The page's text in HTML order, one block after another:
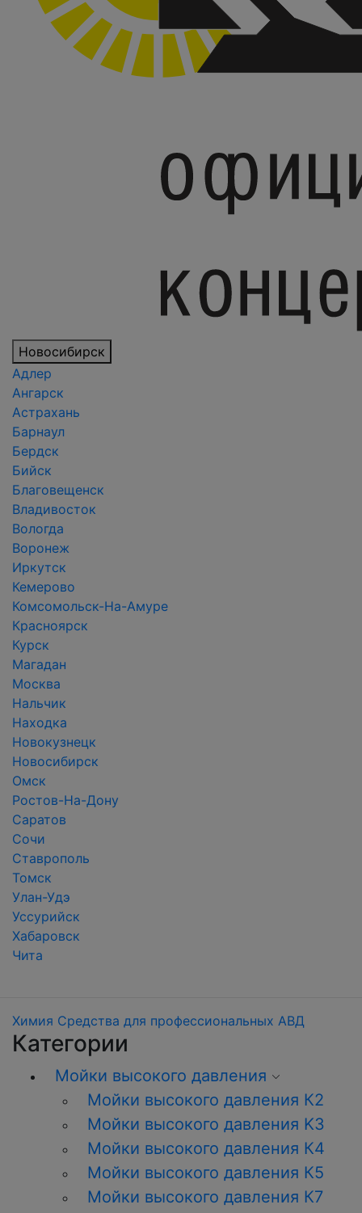
Новосибирск
Адлер
Ангарск
Астрахань
Барнаул
Бердск
Бийск
Благовещенск
Владивосток
Вологда
Воронеж
Иркутск
Кемерово
Комсомольск-На-Амуре
Красноярск
Курск
Магадан
Москва
Нальчик
Находка
Новокузнецк
Новосибирск
Омск
Ростов-На-Дону
Саратов
Сочи
Ставрополь
Томск
Улан-Удэ
Уссурийск
Хабаровск
Чита
Химия Средства для профессиональных АВД
Категории
Мойки высокого давления
Мойки высокого давления К2
Мойки высокого давления K3
Мойки высокого давления К4
Мойки высокого давления К5
Мойки высокого давления К7